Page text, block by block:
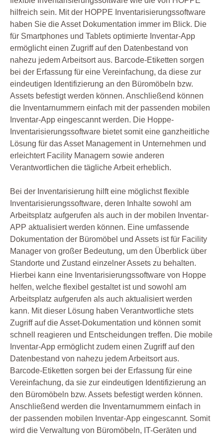
hilfreich sein. Mit der HOPPE Inventarisierungssoftware
haben Sie die Asset Dokumentation immer im Blick. Die
für Smartphones und Tablets optimierte Inventar-App
ermöglicht einen Zugriff auf den Datenbestand von
nahezu jedem Arbeitsort aus. Barcode-Etiketten sorgen
bei der Erfassung für eine Vereinfachung, da diese zur
eindeutigen Identifizierung an den Büromöbeln bzw.
Assets befestigt werden können. Anschließend können
die Inventarnummern einfach mit der passenden mobilen
Inventar-App eingescannt werden. Die Hoppe-
Inventarisierungssoftware bietet somit eine ganzheitliche
Lösung für das Asset Management in Unternehmen und
erleichtert Facility Managern sowie anderen
Verantwortlichen die tägliche Arbeit erheblich.
Bei der Inventarisierung hilft eine möglichst flexible
Inventarisierungssoftware, deren Inhalte sowohl am
Arbeitsplatz aufgerufen als auch in der mobilen Inventar-
APP aktualisiert werden können. Eine umfassende
Dokumentation der Büromöbel und Assets ist für Facility
Manager von großer Bedeutung, um den Überblick über
Standorte und Zustand einzelner Assets zu behalten.
Hierbei kann eine Inventarisierungssoftware von Hoppe
helfen, welche flexibel gestaltet ist und sowohl am
Arbeitsplatz aufgerufen als auch aktualisiert werden
kann. Mit dieser Lösung haben Verantwortliche stets
Zugriff auf die Asset-Dokumentation und können somit
schnell reagieren und Entscheidungen treffen. Die mobile
Inventar-App ermöglicht zudem einen Zugriff auf den
Datenbestand von nahezu jedem Arbeitsort aus.
Barcode-Etiketten sorgen bei der Erfassung für eine
Vereinfachung, da sie zur eindeutigen Identifizierung an
den Büromöbeln bzw. Assets befestigt werden können.
Anschließend werden die Inventarnummern einfach in
der passenden mobilen Inventar-App eingescannt. Somit
wird die Verwaltung von Büromöbeln, IT-Geräten und